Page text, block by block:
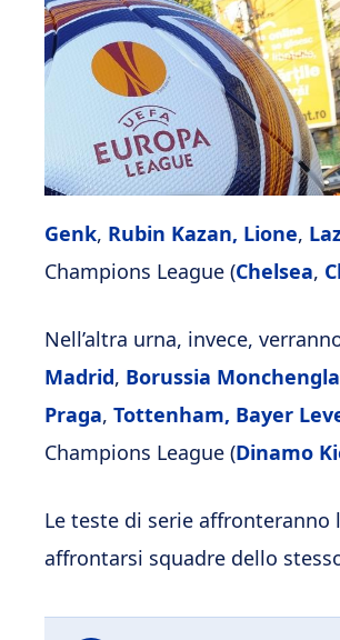
Genk, Rubin Kazan, Lione,
Champions League (Chelsea,
Nell’altra urna, invece,
Madrid, Borussia
Praga, Tottenham, Bayer
Champions League (Dinamo
Le teste di serie affronteranno
affrontarsi squadre dello